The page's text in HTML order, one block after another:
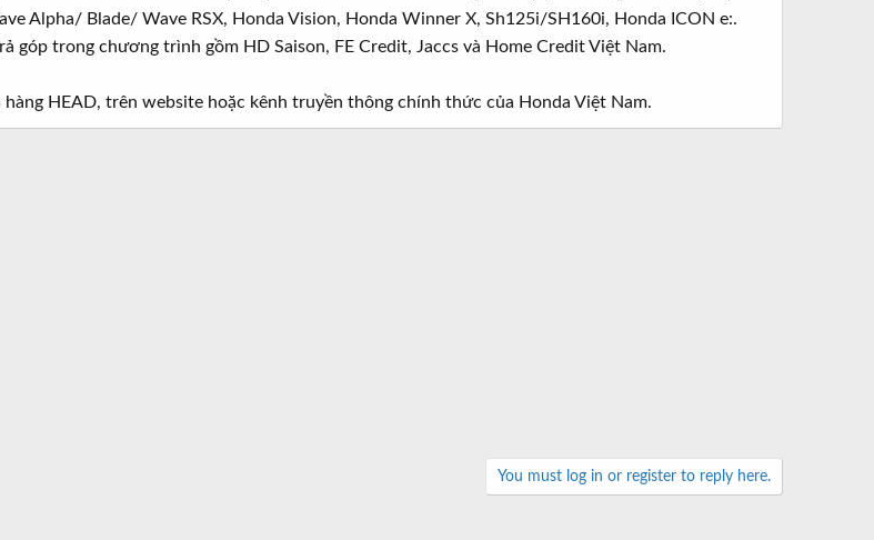
Alpha/ Blade/ Wave RSX, Honda Vision, Honda Winner X, Sh125i/SH160i, Honda ICON e:.
góp trong chương trình gồm HD Saison, FE Credit, Jaccs và Home Credit Việt Nam.
HEAD, trên website hoặc kênh truyền thông chính thức của Honda Việt Nam.
You must log in or register to reply here.